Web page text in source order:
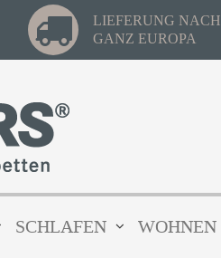
LIEFERUNG NACH
GANZ EUROPA
SCHLAFEN WOHNEN